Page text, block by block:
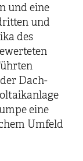
und eine
und
des
Dach-
eine
Umfeld